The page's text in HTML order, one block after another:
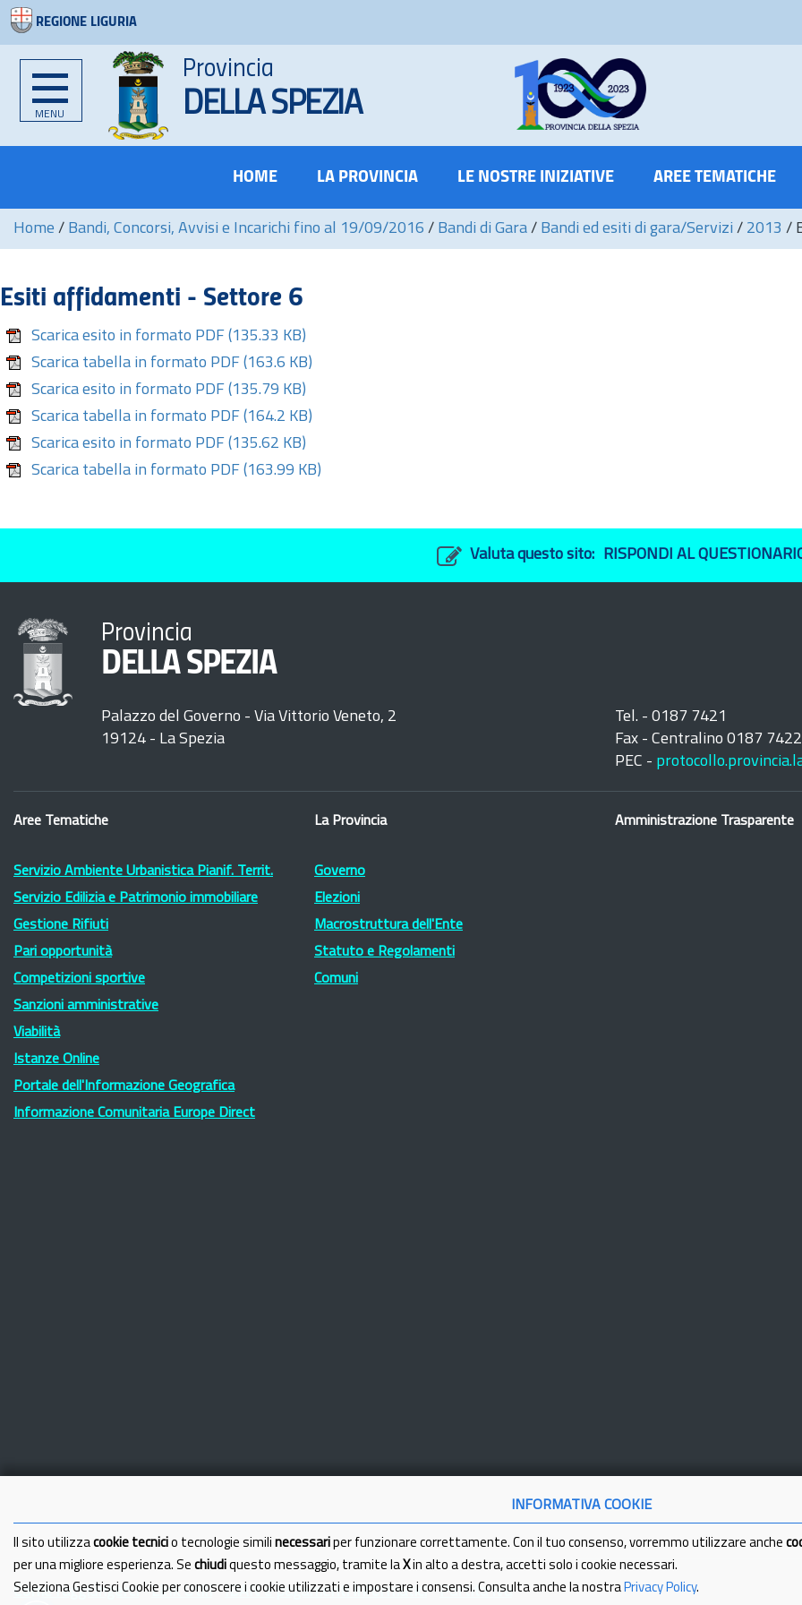
REGIONE LIGURIA
MENU
Provincia
DELLA SPEZIA
HOME LA PROVINCIA LE NOSTRE INIZIATIVE AREE TEMATICHE
Home / Bandi, Concorsi, Avvisi e Incarichi fino al 19/09/2016 / Bandi di Gara / Bandi ed esiti di gara/Servizi / 2013 /
Esiti affidamenti - Settore 6
Scarica esito in formato PDF (135.33 KB)
Scarica tabella in formato PDF (163.6 KB)
Scarica esito in formato PDF (135.79 KB)
Scarica tabella in formato PDF (164.2 KB)
Scarica esito in formato PDF (135.62 KB)
Scarica tabella in formato PDF (163.99 KB)
Valuta questo sito: RISPONDI AL
Provincia
DELLA SPEZIA
Palazzo del Governo - Via Vittorio Veneto, 2
19124 - La Spezia
Tel. - 0187 7421
Fax - Centralino 0187
PEC -
Aree Tematiche
Servizio Ambiente Urbanistica Pianif. Territ.
Servizio Edilizia e Patrimonio immobiliare
Gestione Rifiuti
Pari opportunità
Competizioni sportive
Sanzioni amministrative
Viabilità
Istanze Online
Portale dell'Informazione Geografica
Informazione Comunitaria Europe Direct
La Provincia
Governo
Elezioni
Macrostruttura dell'Ente
Statuto e Regolamenti
Comuni
Amministrazione Trasparente
Come raggiungerci Link Utili IBAN e pagamenti informatici Partita Iva
INFORMATIVA COOKIE
Il sito utilizza cookie tecnici o tecnologie simili necessari per funzionare correttamente. Con il tuo consenso, vorremmo utilizzare anche
per una migliore esperienza. Se chiudi questo messaggio, tramite la Xin alto a destra, accetti solo i cookie necessari.
Seleziona Gestisci Cookie per conoscere i cookie utilizzati e impostare i consensi. Consulta anche la nostra Privacy Policy.